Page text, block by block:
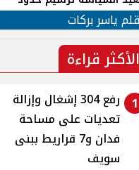
القومي العربي
ياسر بركات
الأكثر قراءة
1
رفع 304 إشغال وإزالة
تعديات على مساحة
فدان و7 قراريط ببنى
سويف